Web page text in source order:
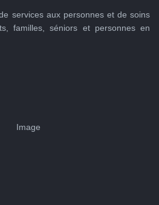
services aux personnes et de soins
familles, séniors et personnes en